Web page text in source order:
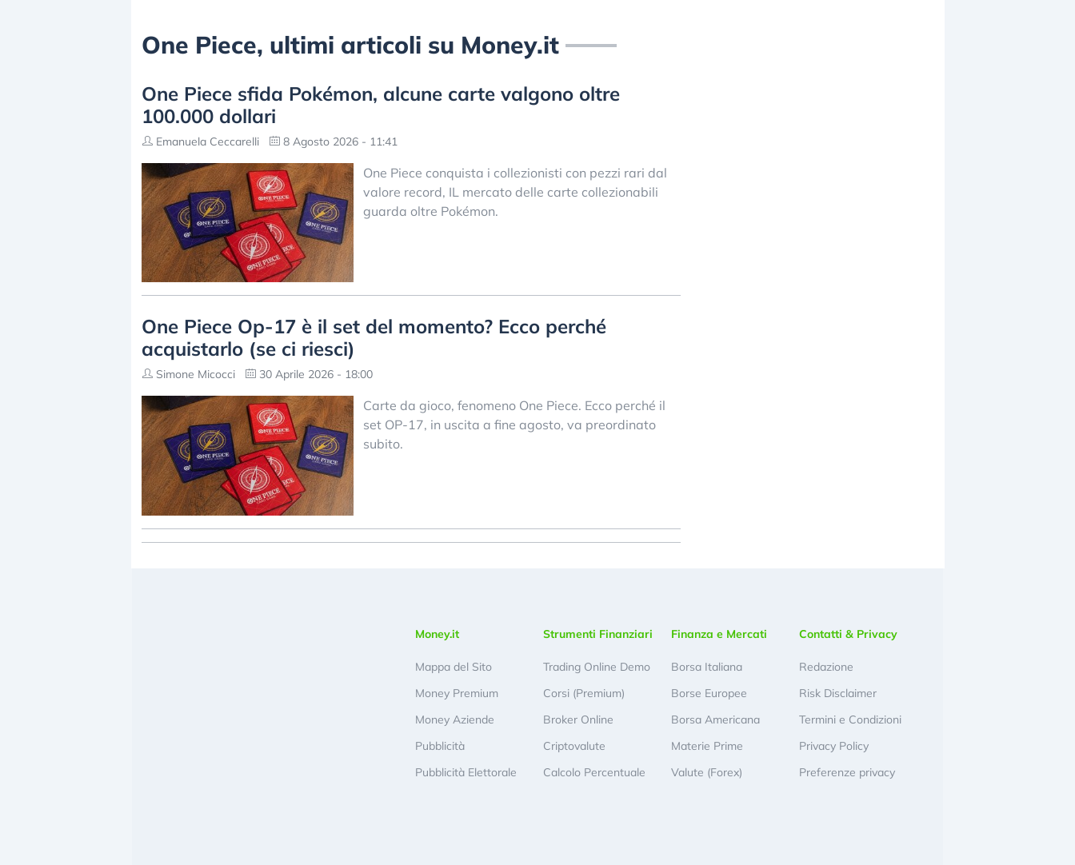
One Piece, ultimi articoli su Money.it
One Piece sfida Pokémon, alcune carte valgono oltre
100.000 dollari
Emanuela Ceccarelli 8 Agosto 2026 - 11:41
One Piece conquista i collezionisti con pezzi rari dal
valore record, IL mercato delle carte collezionabili
guarda oltre Pokémon.
One Piece Op-17 è il set del momento? Ecco perché
acquistarlo (se ci riesci)
Simone Micocci 30 Aprile 2026 - 18:00
Carte da gioco, fenomeno One Piece. Ecco perché il
set OP-17, in uscita a fine agosto, va preordinato
subito.
Money.it
Mappa del Sito
Money Premium
Money Aziende
Pubblicità
Pubblicità Elettorale
Strumenti Finanziari
Trading Online Demo
Corsi (Premium)
Broker Online
Criptovalute
Calcolo Percentuale
Finanza e Mercati
Borsa Italiana
Borse Europee
Borsa Americana
Materie Prime
Valute (Forex)
Contatti & Privacy
Redazione
Risk Disclaimer
Termini e Condizioni
Privacy Policy
Preferenze privacy